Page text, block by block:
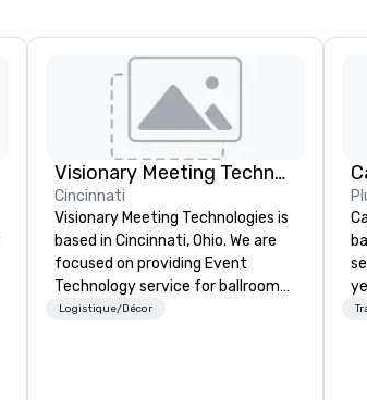
Visionary Meeting Technologies
Cincinnati
Visionary Meeting Technologies is
based in Cincinnati, Ohio. We are
focused on providing Event
Technology service for ballroom
events, business conferences,
Logistique/Décor